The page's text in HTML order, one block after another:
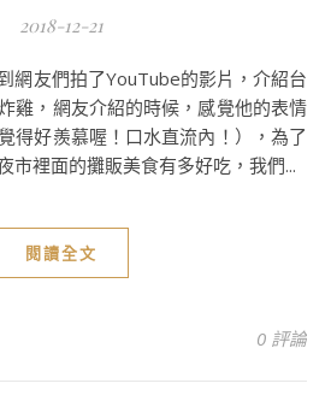
2018-12-21
雞，網友介紹的時候，感覺他的表情
得好羨慕喔！口水直流內！），為了
市裡面的攤販美食有多好吃，我們...
閱讀全文
0 評論